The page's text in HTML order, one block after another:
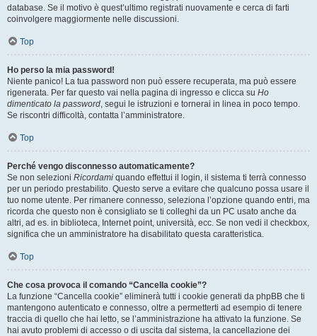
database. Se il motivo è quest’ultimo registrati nuovamente e cerca di farti
coinvolgere maggiormente nelle discussioni.
Top
Ho perso la mia password!
Niente panico! La tua password non può essere recuperata, ma può essere
rigenerata. Per far questo vai nella pagina di ingresso e clicca su Ho
dimenticato la password, segui le istruzioni e tornerai in linea in poco tempo.
Se riscontri difficoltà, contatta l’amministratore.
Top
Perché vengo disconnesso automaticamente?
Se non selezioni Ricordami quando effettui il login, il sistema ti terrà connesso
per un periodo prestabilito. Questo serve a evitare che qualcuno possa usare il
tuo nome utente. Per rimanere connesso, seleziona l’opzione quando entri, ma
ricorda che questo non è consigliato se ti colleghi da un PC usato anche da
altri, ad es. in biblioteca, Internet point, università, ecc. Se non vedi il checkbox,
significa che un amministratore ha disabilitato questa caratteristica.
Top
Che cosa provoca il comando “Cancella cookie”?
La funzione “Cancella cookie” eliminerà tutti i cookie generati da phpBB che ti
mantengono autenticato e connesso, oltre a permetterti ad esempio di tenere
traccia di quello che hai letto, se l’amministrazione ha attivato la funzione. Se
hai avuto problemi di accesso o di uscita dal sistema, la cancellazione dei